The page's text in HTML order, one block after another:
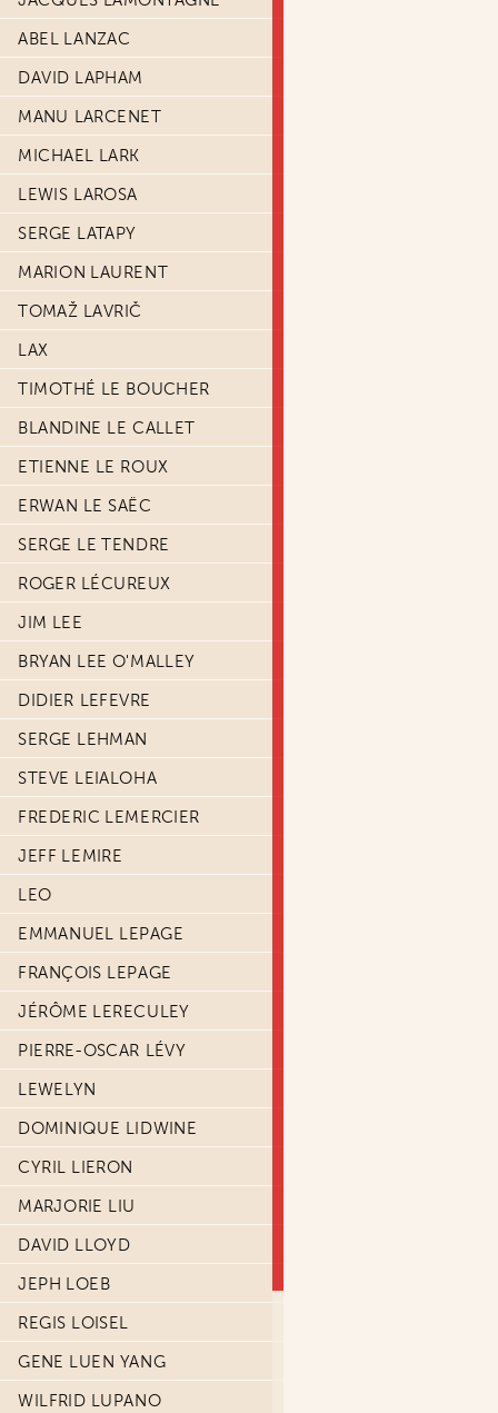
ABEL LANZAC
DAVID LAPHAM
MANU LARCENET
MICHAEL LARK
LEWIS LAROSA
SERGE LATAPY
MARION LAURENT
TOMAŽ LAVRIČ
LAX
TIMOTHÉ LE BOUCHER
BLANDINE LE CALLET
ETIENNE LE ROUX
ERWAN LE SAËC
SERGE LE TENDRE
ROGER LÉCUREUX
JIM LEE
BRYAN LEE O'MALLEY
DIDIER LEFEVRE
SERGE LEHMAN
STEVE LEIALOHA
FREDERIC LEMERCIER
JEFF LEMIRE
LEO
EMMANUEL LEPAGE
FRANÇOIS LEPAGE
JÉRÔME LERECULEY
PIERRE-OSCAR LÉVY
LEWELYN
DOMINIQUE LIDWINE
CYRIL LIERON
MARJORIE LIU
DAVID LLOYD
JEPH LOEB
REGIS LOISEL
GENE LUEN YANG
WILFRID LUPANO